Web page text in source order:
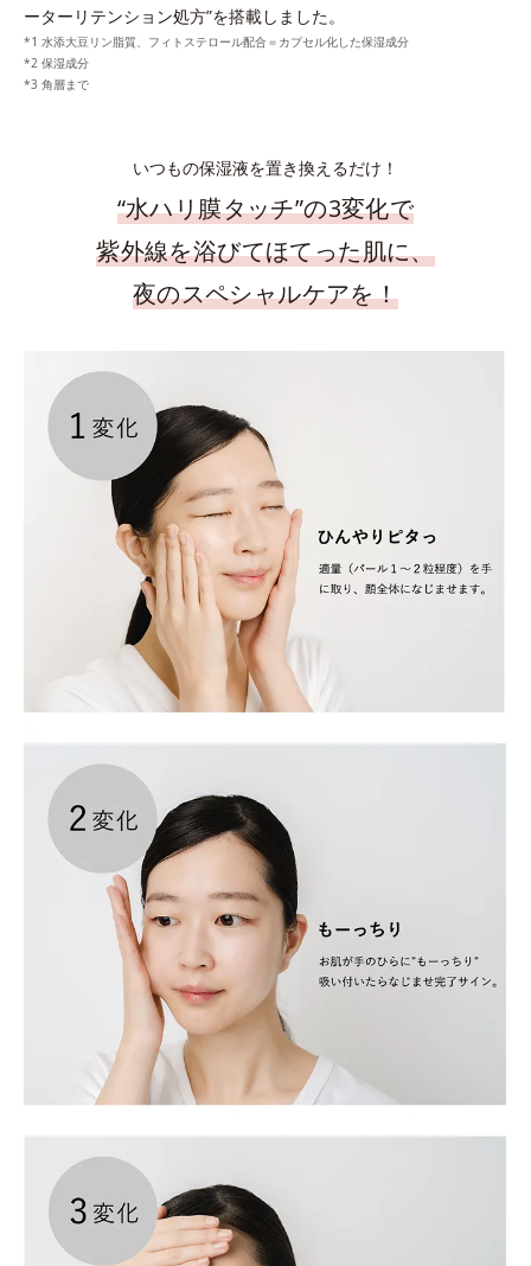
ーターリテンション処方”を搭載しました。
*1 水添大豆リン脂質、フィトステロール配合＝カプセル化した保湿成分
*2 保湿成分
*3 角層まで
いつもの保湿液を置き換えるだけ！
“水ハリ膜タッチ”の3変化で
紫外線を浴びてほてった肌に、
夜のスペシャルケアを！